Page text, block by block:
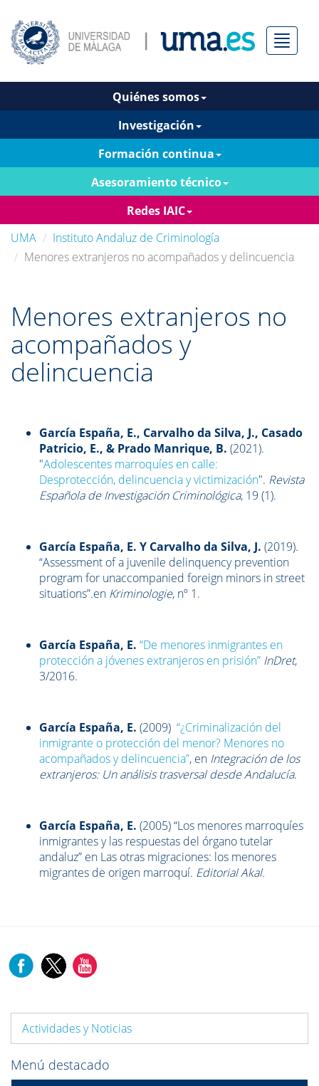
Menú
Quiénes somos
Investigación
Formación continua
Asesoramiento técnico
Redes IAIC
UMA
Instituto Andaluz de Criminología
Menores extranjeros no acompañados y delincuencia
Menores extranjeros no
acompañados y
delincuencia
García España, E., Carvalho da Silva, J., Casado
Patricio, E., & Prado Manrique, B. (2021).
"Adolescentes marroquíes en calle:
Desprotección, delincuencia y victimización". Revista
Española de Investigación Criminológica, 19 (1).
García España, E. Y Carvalho da Silva, J. (2019).
“Assessment of a juvenile delinquency prevention
program for unaccompanied foreign minors in street
situations”.en Kriminologie, nº 1.
García España, E. “De menores inmigrantes en
protección a jóvenes extranjeros en prisión” InDret,
3/2016.
García España, E. (2009) “¿Criminalización del
inmigrante o protección del menor? Menores no
acompañados y delincuencia”, en Integración de los
extranjeros: Un análisis trasversal desde Andalucía.
García España, E. (2005) “Los menores marroquíes
inmigrantes y las respuestas del órgano tutelar
andaluz” en Las otras migraciones: los menores
migrantes de origen marroquí. Editorial Akal.
Actividades y Noticias
Menú destacado